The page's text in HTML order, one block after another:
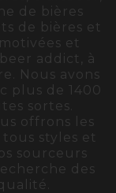
de bières
de bières et
et
addict, à
Nous avons
plus de 1400
sortes.
offrons les
styles et
sourceurs
des